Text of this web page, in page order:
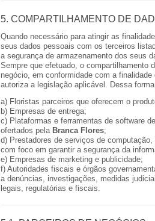
5. COMPARTILHAMENTO DE
Quando necessário para atingir as
seus dados pessoais com os terceiros
a segurança de armazenamento dos seus
Sempre que efetuado, o compartilhamento
negócio, em conformidade com a
autoriza a legislação aplicável. Dessa
a) Floristas parceiros que oferecem o
b) Empresas de entrega;
c) Plataformas e ferramentas de software
ofertados pela Branca Flores;
d) Prestadores de serviços de
com foco em garantir a segurança da
e) Empresas de marketing e publicidade;
f) Autoridades fiscais e órgãos
a denúncias, investigações, medidas
legais, regulatórias e fiscais.